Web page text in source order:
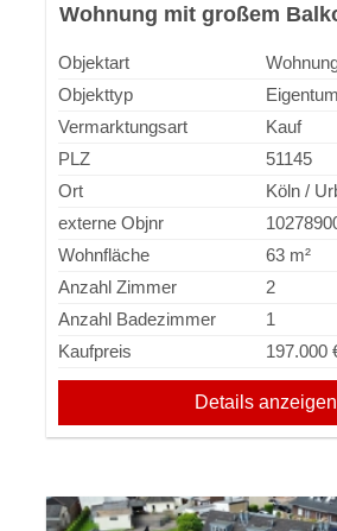
Wohnung mit großem
Objektart
Objekttyp
Vermarktungsart
Kauf
PLZ
51145
Ort
Köln /
externe Objnr
Wohnfläche
63 m²
Anzahl Zimmer
2
Anzahl Badezimmer
1
Kaufpreis
197.000
Details anzeigen